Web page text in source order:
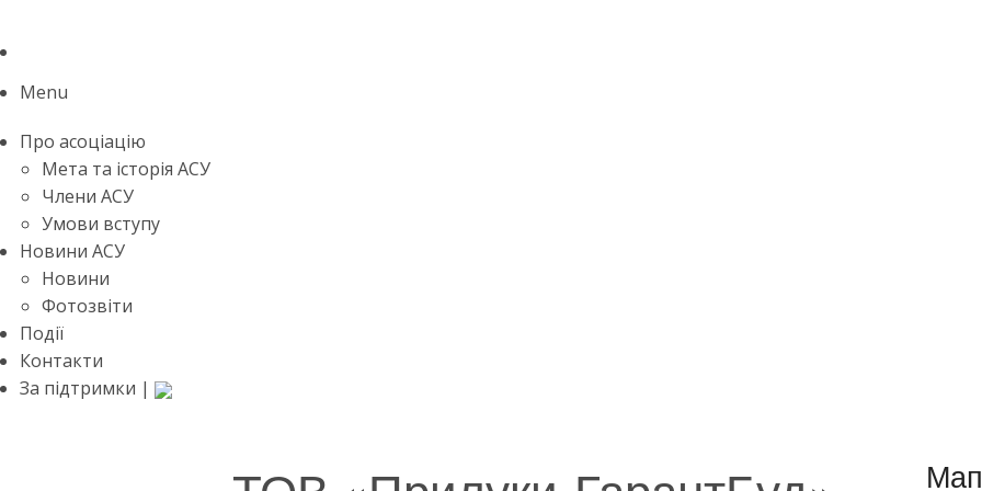
Menu
Про асоціацію
Мета та історія АСУ
Члени АСУ
Умови вступу
Новини АСУ
Новини
Фотозвіти
Події
Контакти
За підтримки |